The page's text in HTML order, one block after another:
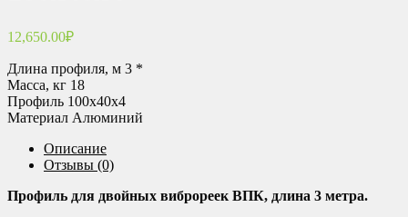
12,650.00₽
Длина профиля, м 3 *
Масса, кг 18
Профиль 100х40х4
Материал Алюминий
Описание
Отзывы (0)
Профиль для двойных виброреек ВПК, длина 3 метра.